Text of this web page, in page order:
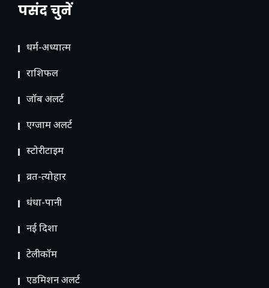
पसंद चुनें
धर्म-अध्यात्म
राशिफल
जॉब अलर्ट
एग्जाम अलर्ट
स्टोरीटाइम
व्रत-त्योहार
धंधा-पानी
नई दिशा
टेलीकॉम
ए​डमिशन अलर्ट